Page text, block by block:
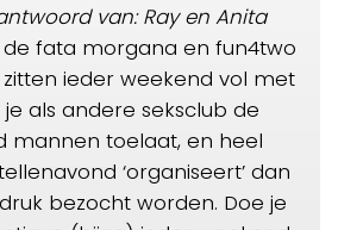
van: Ray en Anita
de fata morgana en fun4two
ieder weekend vol met
je als andere seksclub de
mannen toelaat, en heel
‘organiseert’ dan
bezocht worden. Doe je